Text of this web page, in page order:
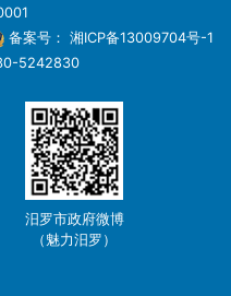
备案号： 湘ICP备13009704号-1
5242830
汨罗市政府微博
（魅力汨罗）